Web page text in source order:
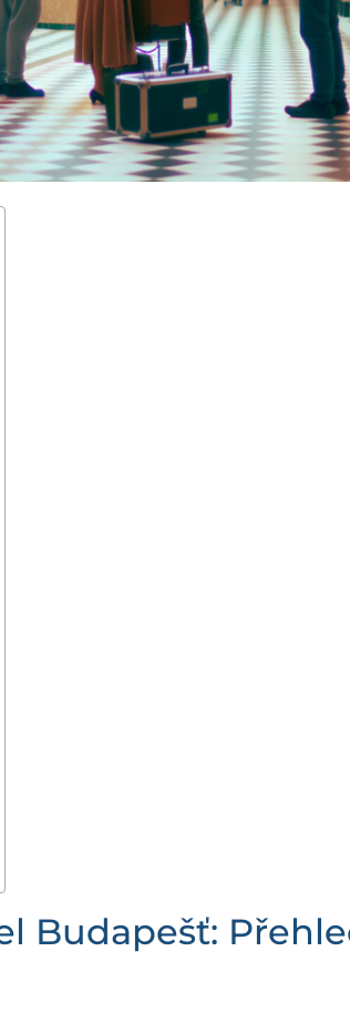
Budapešť: